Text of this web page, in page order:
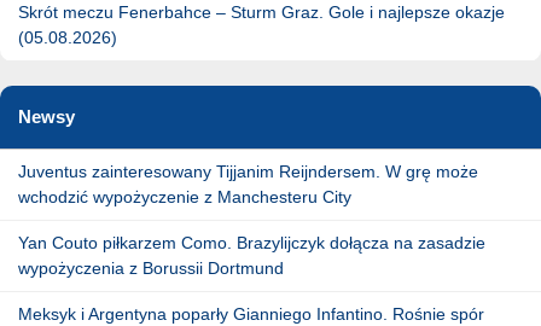
Skrót meczu Fenerbahce – Sturm Graz. Gole i najlepsze okazje
(05.08.2026)
Newsy
Juventus zainteresowany Tijjanim Reijndersem. W grę może
wchodzić wypożyczenie z Manchesteru City
Yan Couto piłkarzem Como. Brazylijczyk dołącza na zasadzie
wypożyczenia z Borussii Dortmund
Meksyk i Argentyna poparły Gianniego Infantino. Rośnie spór